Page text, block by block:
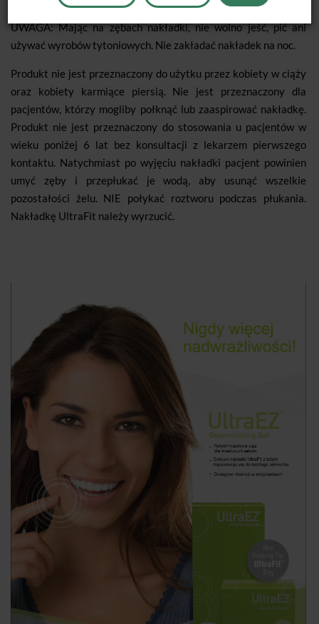
godziny dziennie lub zgodnie z zaleceniami lekarza.
UWAGA: Mając na zębach nakładki, nie wolno jeść, pić ani
używać wyrobów tytoniowych. Nie zakładać nakładek na noc.
Produkt nie jest przeznaczony do użytku przez kobiety w ciąży
oraz kobiety karmiące piersią. Nie jest przeznaczony dla
pacjentów, którzy mogliby połknąć lub zaaspirować nakładkę.
Produkt nie jest przeznaczony do stosowania u pacjentów w
wieku poniżej 6 lat bez konsultacji z lekarzem pierwszego
kontaktu. Natychmiast po wyjęciu nakładki pacjent powinien
umyć zęby i przepłukać je wodą, aby usunąć wszelkie
pozostałości żelu. NIE połykać roztworu podczas płukania.
Nakładkę UltraFit należy wyrzucić.